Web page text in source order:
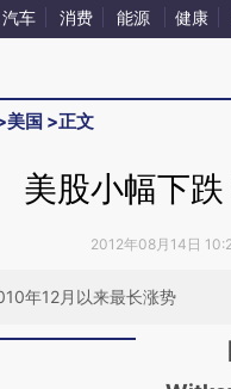
汽车 消费 能源 健康
美国 >正文
美股小幅下
2012年08月14日
年12月以来最长涨势
请务